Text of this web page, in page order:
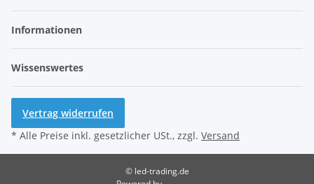
Informationen
Wissenswertes
Vertrag widerrufen
* Alle Preise inkl. gesetzlicher USt., zzgl. Versand
© led-trading.de